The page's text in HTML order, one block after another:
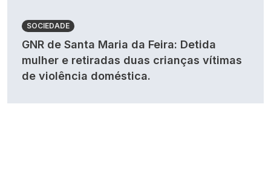
SOCIEDADE
GNR de Santa Maria da Feira: Detida
mulher e retiradas duas crianças vítimas
de violência doméstica.